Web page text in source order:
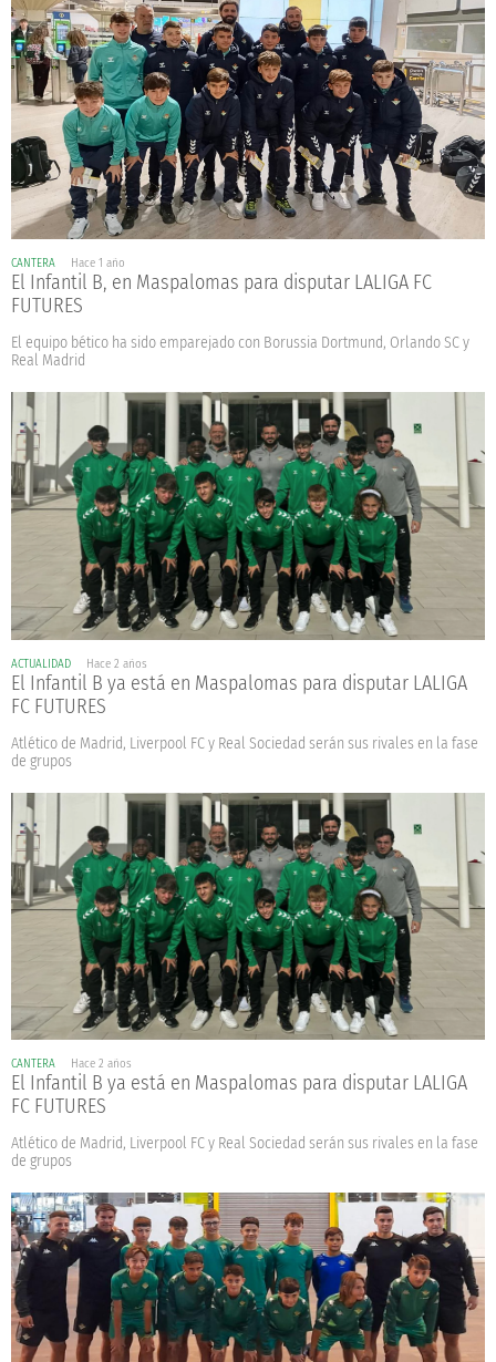
CANTERA Hace 1 año
El Infantil B, en Maspalomas para disputar LALIGA FC
FUTURES
El equipo bético ha sido emparejado con Borussia Dortmund, Orlando SC y
Real Madrid
ACTUALIDAD Hace 2 años
El Infantil B ya está en Maspalomas para disputar LALIGA
FC FUTURES
Atlético de Madrid, Liverpool FC y Real Sociedad serán sus rivales en la fase
de grupos
CANTERA Hace 2 años
El Infantil B ya está en Maspalomas para disputar LALIGA
FC FUTURES
Atlético de Madrid, Liverpool FC y Real Sociedad serán sus rivales en la fase
de grupos